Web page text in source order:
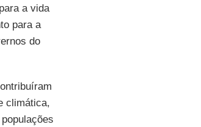
a vida
para a
do
climática,